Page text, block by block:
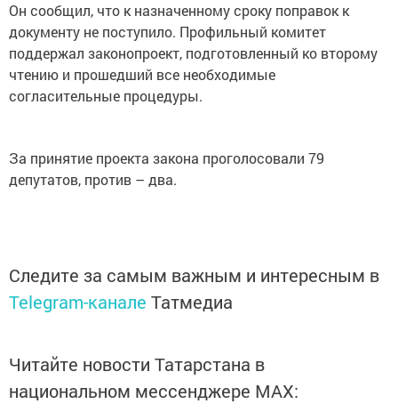
Он сообщил, что к назначенному сроку поправок к
документу не поступило. Профильный комитет
поддержал законопроект, подготовленный ко второму
чтению и прошедший все необходимые
согласительные процедуры.
За принятие проекта закона проголосовали 79
депутатов, против – два.
Следите за самым важным и интересным в
Telegram-канале Татмедиа
Читайте новости Татарстана в
национальном мессенджере MАХ: